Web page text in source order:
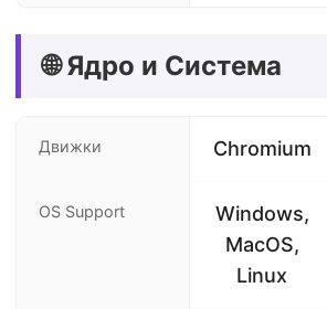
🌐 Ядро и Система
Движки Chromium
OS Support
Windows,
MacOS,
Linux